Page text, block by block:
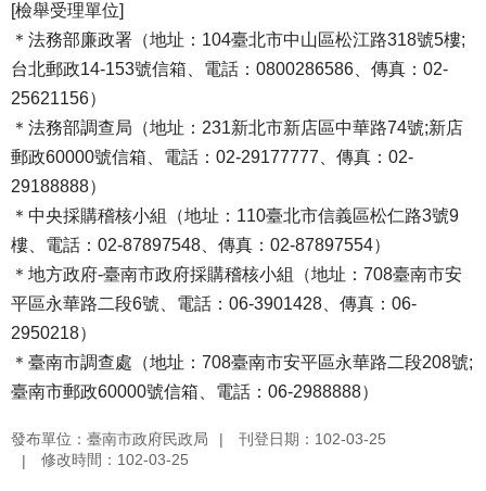
[檢舉受理單位]
＊法務部廉政署（地址：104臺北市中山區松江路318號5樓;
台北郵政14-153號信箱、電話：0800286586、傳真：02-
25621156）
＊法務部調查局（地址：231新北市新店區中華路74號;新店
郵政60000號信箱、電話：02-29177777、傳真：02-
29188888）
＊中央採購稽核小組（地址：110臺北市信義區松仁路3號9
樓、電話：02-87897548、傳真：02-87897554）
＊地方政府-臺南市政府採購稽核小組（地址：708臺南市安
平區永華路二段6號、電話：06-3901428、傳真：06-
2950218）
＊臺南市調查處（地址：708臺南市安平區永華路二段208號;
臺南市郵政60000號信箱、電話：06-2988888）
發布單位：臺南市政府民政局
刊登日期：102-03-25
修改時間：102-03-25